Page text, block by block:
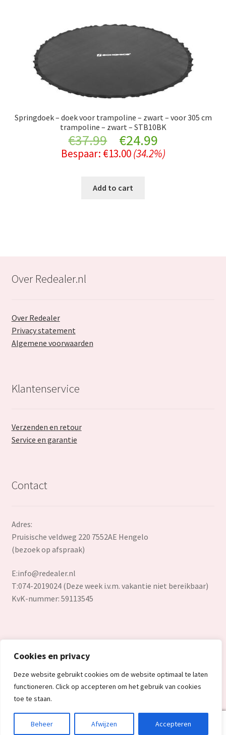
Cookies en privacy
Deze website gebruikt cookies om de website optimaal te laten
functioneren. Click op accepteren om het gebruik van cookies
toe te staan.
Beheer Afwijzen Accepteren
Springdoek – doek voor trampoline – zwart – voor 305 cm
trampoline – zwart – STB10BK
€37.99
Original
price
was:
€24.99Current
price
Bespaar: €13.00 (34.2%)
Add to cart
Over Redealer.nl
Over Redealer
Privacy statement
Algemene voorwaarden
Klantenservice
Verzenden en retour
Service en garantie
Contact
Adres:
Pruisische veldweg 220 7552AE Hengelo
(bezoek op afspraak)
E:info@redealer.nl
T:074-2019024 (Deze week i.v.m. vakantie niet bereikbaar)
KvK-nummer: 59113545
© Redealer.nl | Gecontroleerde retourproducten en nieuwe
overstockproducten tegen een onverslaanbare lage prijs.
2026